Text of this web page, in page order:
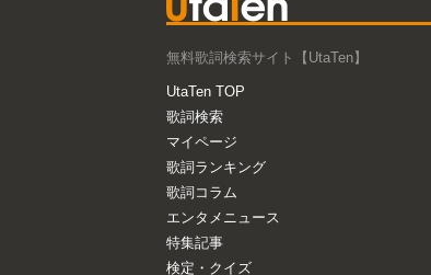
無料歌詞検索サイト【UtaTen】
UtaTen TOP
歌詞検索
マイページ
歌詞ランキング
歌詞コラム
エンタメニュース
特集記事
検定・クイズ